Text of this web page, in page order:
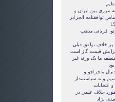
مرزى بين ايران و
توافقنامه الجزاير
قربانی مذهب
بر خلاف توافق قبلی
قیمت گاز است
ما یک وزنه غیر
ماجراجو و
و نه سياستمدار
انتخابات
حداقل 20 مورد خلاف علمي در
نژاد